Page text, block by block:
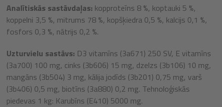
Analītiskās sastāvdaļas: kopproteīns 8 %, koptauki 5 %,
koppelni 3,5 %, mitrums 78 %, kopšķiedra 0,5 %, kalcijs 0,1 %,
fosfors 0,3 %, nātrijs 0,2 %.
Uzturvielu sastāvs: D3 vitamīns (3a671) 250 SV, E vitamīns
(3a700) 100 mg, cinks (3b606) 15 mg, dzelzs (3b106) 10 mg,
mangāns (3b504) 3 mg, kālija jodīds (3b201) 0,75 mg, varš
(3b406) 0,5 mg, biotīns (3a880) 0,2 mg. Tehnoloģiskās
piedevas 1 kg: Karubīns (E410) 5000 mg.